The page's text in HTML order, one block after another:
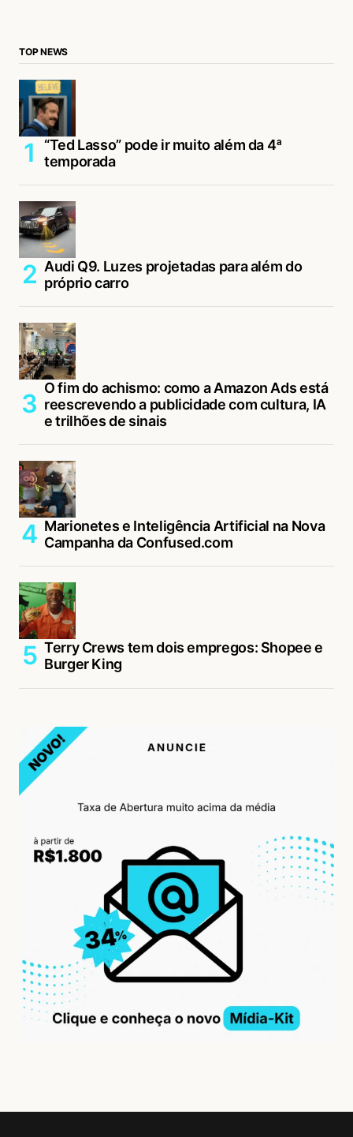
TOP NEWS
“Ted Lasso” pode ir muito além da 4ª
temporada
Audi Q9. Luzes projetadas para além do
próprio carro
O fim do achismo: como a Amazon Ads está
reescrevendo a publicidade com cultura, IA
e trilhões de sinais
Marionetes e Inteligência Artificial na Nova
Campanha da Confused.com
Terry Crews tem dois empregos: Shopee e
Burger King